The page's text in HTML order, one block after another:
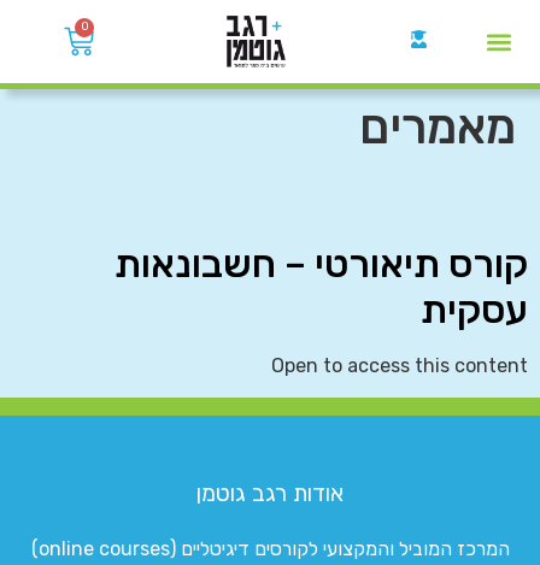
0
מאמרים
קורס תיאורטי – חשבונאות
עסקית
Open to access this content
אודות רגב גוטמן
המרכז המוביל והמקצועי לקורסים דיגיטליים (online courses)